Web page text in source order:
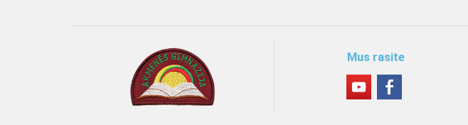
Mus rasite